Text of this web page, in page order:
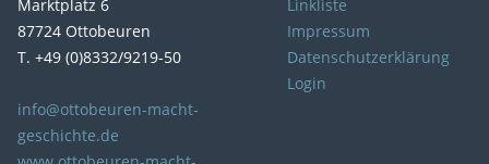
Marktplatz 6
87724 Ottobeuren
T. +49 (0)8332/9219-50
info@ottobeuren-macht-
geschichte.de
Linkliste
Impressum
Datenschutzerklärung
Login